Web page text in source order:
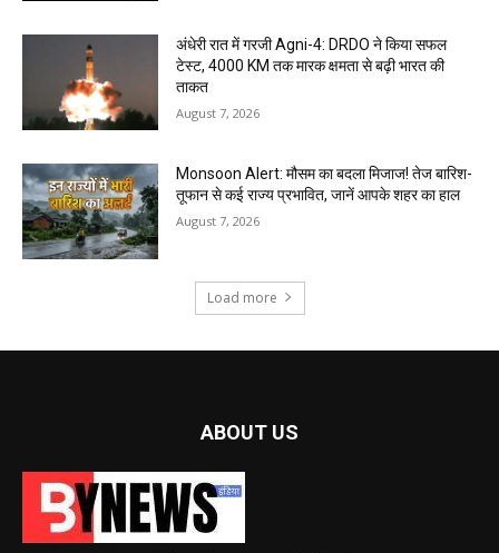
अंधेरी रात में गरजी Agni-4: DRDO ने किया सफल
टेस्ट, 4000 KM तक मारक क्षमता से बढ़ी भारत की
ताकत
August 7, 2026
Monsoon Alert: मौसम का बदला मिजाज! तेज बारिश-
तूफान से कई राज्य प्रभावित, जानें आपके शहर का हाल
August 7, 2026
Load more
ABOUT US